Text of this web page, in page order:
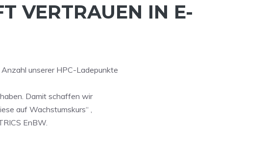
VERTRAUEN IN E-
unserer HPC-Ladepunkte
Damit schaffen wir
auf Wachstumskurs“ ,
EnBW.